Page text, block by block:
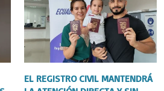
EL REGISTRO CIVIL MANTENDRÁ